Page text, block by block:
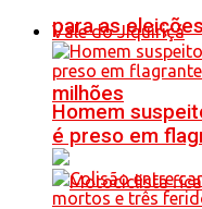
para as
milhões
Vale do Jiquiriçá
Homem
é preso em